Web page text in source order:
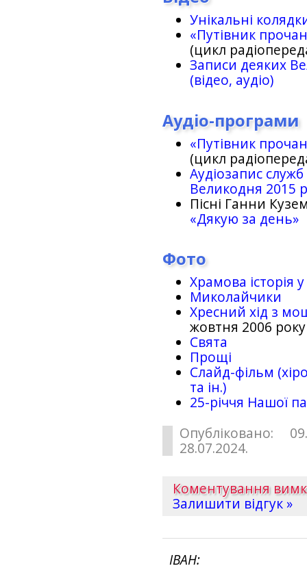
Унікальні
«Путівник
(цикл
Записи деяких
(відео, аудіо)
Аудіо-програми
«Путівник
(цикл
Аудіозапис
Великодня 2015
Пісні Ганни
«Дякую за день»
Фото
Храмова історія
Миколайчики
Хресний хід з
жовтня 2006 року
Свята
Прощі
Слайд-фільм
та ін.)
25-рiччя Нашої
Опубліковано:
28.07.2024.
Коментування
Залишити відгук »
ІВАН